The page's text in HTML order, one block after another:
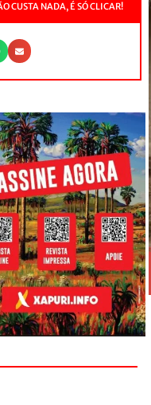
CUSTA NADA, É SÓ CLICAR!